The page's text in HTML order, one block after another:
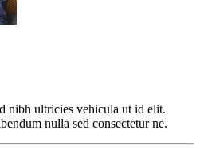
nibh ultricies vehicula ut id elit.
nulla sed consectetur ne.